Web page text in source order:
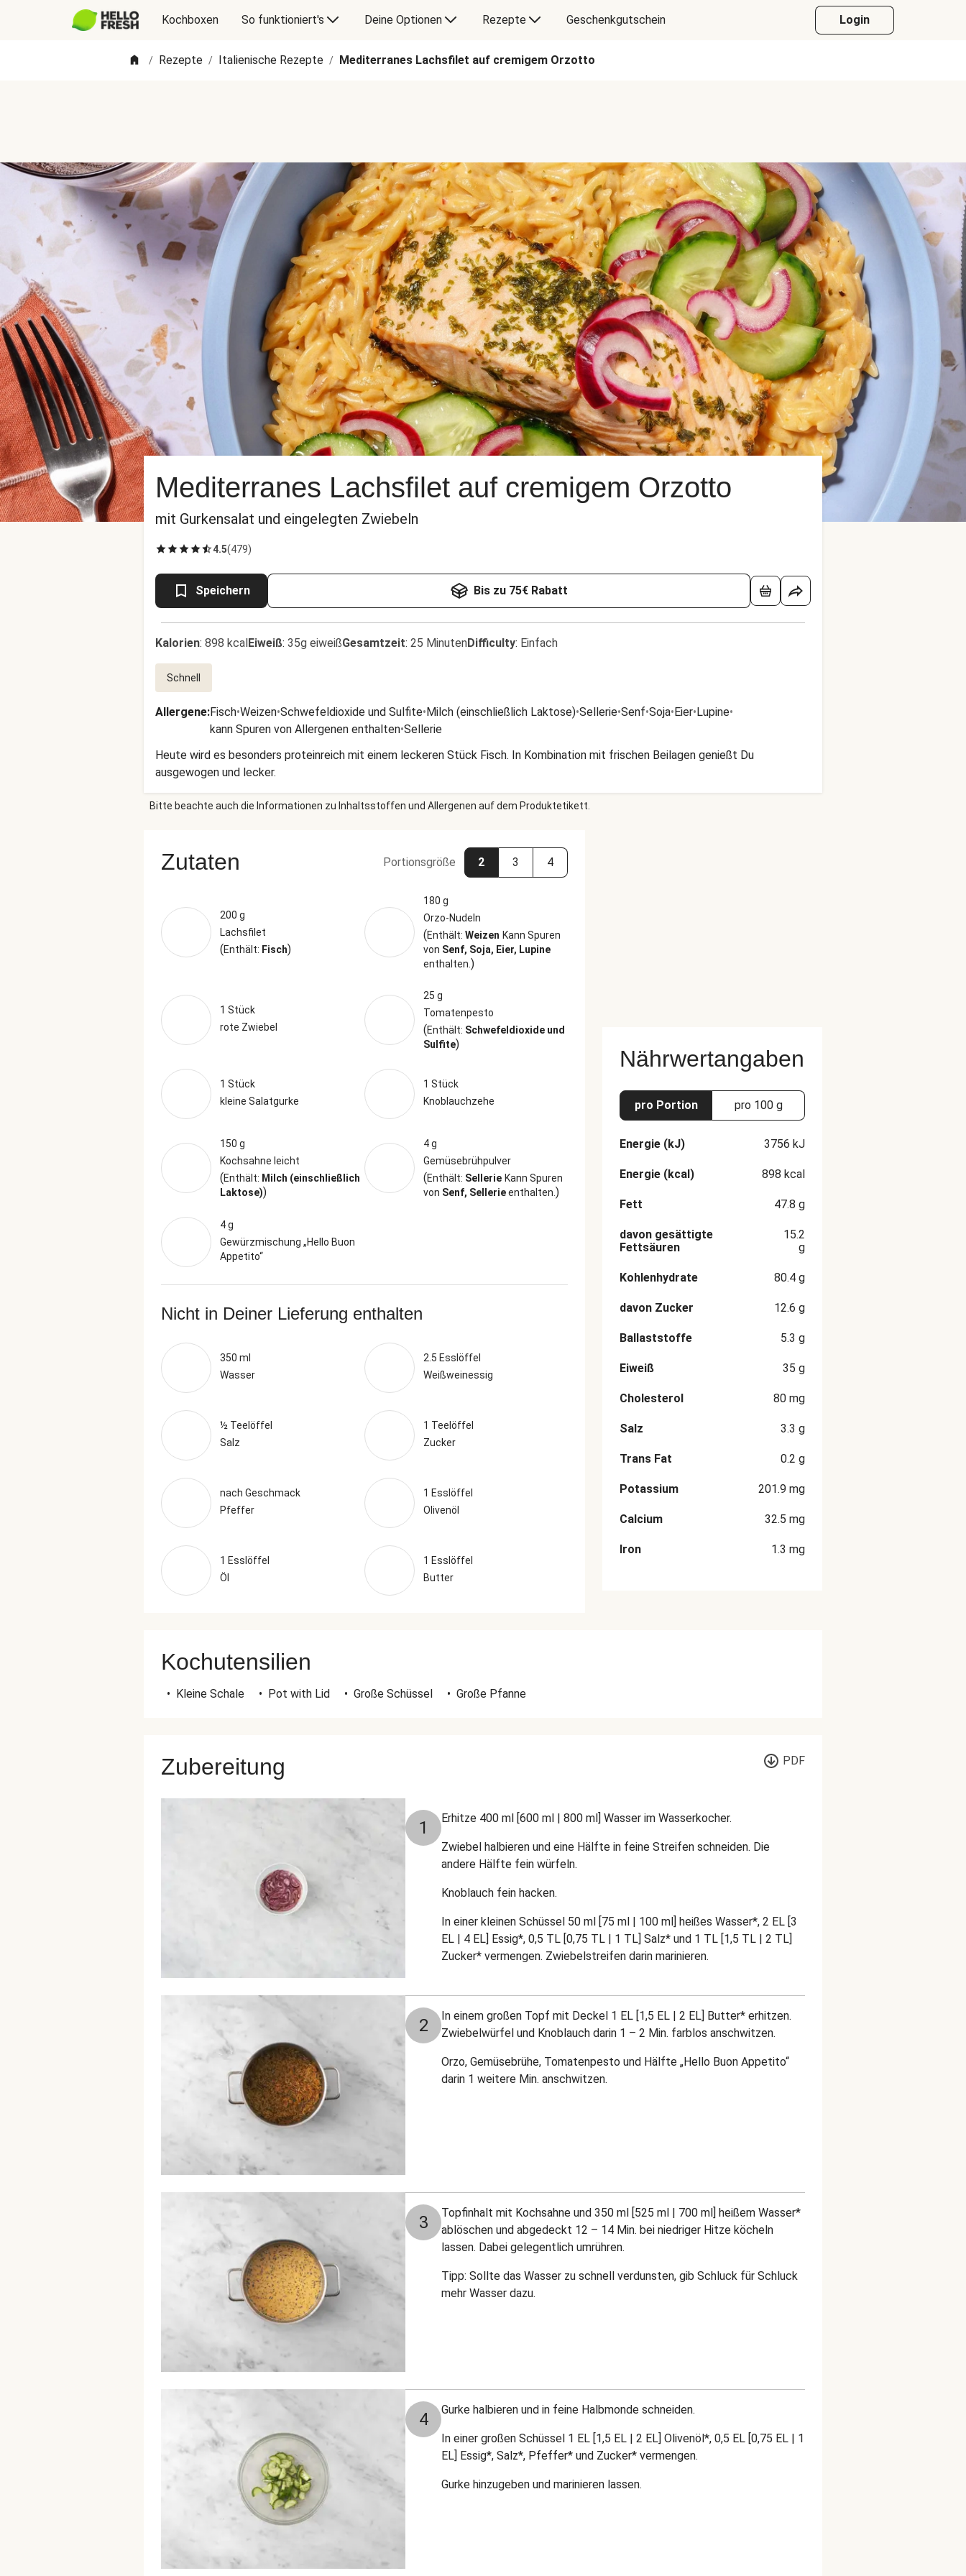
Kochboxen So funktioniert's Deine Optionen Rezepte Geschenkgutschein Login
/ Rezepte / Italienische Rezepte / Mediterranes Lachsfilet auf cremigem Orzotto
Mediterranes Lachsfilet auf cremigem Orzotto
mit Gurkensalat und eingelegten Zwiebeln
4.5(479)
Speichern Bis zu 75€ Rabatt
Kalorien: 898 kcalEiweiß: 35g eiweißGesamtzeit: 25 MinutenDifficulty: Einfach
Schnell
Allergene:Fisch•Weizen•Schwefeldioxide und Sulfite•Milch (einschließlich Laktose)•Sellerie•Senf•Soja•Eier•Lupine•
kann Spuren von Allergenen enthalten•Sellerie
Heute wird es besonders proteinreich mit einem leckeren Stück Fisch. In Kombination mit frischen Beilagen genießt Du
ausgewogen und lecker.
Bitte beachte auch die Informationen zu Inhaltsstoffen und Allergenen auf dem Produktetikett.
Zutaten Portionsgröße 2 3 4
200 g
Lachsfilet
(Enthält: Fisch)
180 g
Orzo-Nudeln
(Enthält: Weizen Kann Spuren
von Senf, Soja, Eier, Lupine
enthalten. )
1 Stück
rote Zwiebel
25 g
Tomatenpesto
(Enthält: Schwefeldioxide und
Sulfite)
1 Stück
kleine Salatgurke
1 Stück
Knoblauchzehe
150 g
Kochsahne leicht
(Enthält: Milch (einschließlich
Laktose))
4 g
Gemüsebrühpulver
(Enthält: Sellerie Kann Spuren
von Senf, Sellerieenthalten. )
4 g
Gewürzmischung „Hello Buon
Appetito“
Nicht in Deiner Lieferung enthalten
350 ml
Wasser
2.5 Esslöffel
Weißweinessig
½ Teelöffel
Salz
1 Teelöffel
Zucker
nach Geschmack
Pfeffer
1 Esslöffel
Olivenöl
1 Esslöffel
Öl
1 Esslöffel
Butter
Nährwertangaben
pro Portion pro 100 g
Energie (kJ) 3756 kJ
Energie (kcal) 898 kcal
Fett 47.8 g
davon gesättigte
Fettsäuren
15.2
g
Kohlenhydrate 80.4 g
davon Zucker 12.6 g
Ballaststoffe 5.3 g
Eiweiß 35 g
Cholesterol 80 mg
Salz 3.3 g
Trans Fat 0.2 g
Potassium 201.9 mg
Calcium 32.5 mg
Iron 1.3 mg
Kochutensilien
• Kleine Schale • Pot with Lid • Große Schüssel • Große Pfanne
Zubereitung PDF
1 Erhitze 400 ml [600 ml | 800 ml] Wasser im Wasserkocher.
Zwiebel halbieren und eine Hälfte in feine Streifen schneiden. Die
andere Hälfte fein würfeln.
Knoblauch fein hacken.
In einer kleinen Schüssel 50 ml [75 ml | 100 ml] heißes Wasser*, 2 EL [3
EL | 4 EL] Essig*, 0,5 TL [0,75 TL | 1 TL] Salz* und 1 TL [1,5 TL | 2 TL]
Zucker* vermengen. Zwiebelstreifen darin marinieren.
2
In einem großen Topf mit Deckel 1 EL [1,5 EL | 2 EL] Butter* erhitzen.
Zwiebelwürfel und Knoblauch darin 1 – 2 Min. farblos anschwitzen.
Orzo, Gemüsebrühe, Tomatenpesto und Hälfte „Hello Buon Appetito“
darin 1 weitere Min. anschwitzen.
3
Topfinhalt mit Kochsahne und 350 ml [525 ml | 700 ml] heißem Wasser*
ablöschen und abgedeckt 12 – 14 Min. bei niedriger Hitze köcheln
lassen. Dabei gelegentlich umrühren.
Tipp: Sollte das Wasser zu schnell verdunsten, gib Schluck für Schluck
mehr Wasser dazu.
4 Gurke halbieren und in feine Halbmonde schneiden.
In einer großen Schüssel 1 EL [1,5 EL | 2 EL] Olivenöl*, 0,5 EL [0,75 EL | 1
EL] Essig*, Salz*, Pfeffer* und Zucker* vermengen.
Gurke hinzugeben und marinieren lassen.